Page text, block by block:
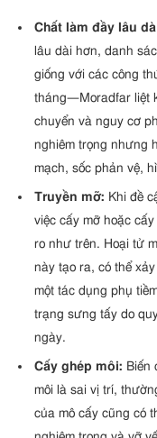
Chất làm đầy lâu
lâu dài hơn, danh
giống với các công
tháng—Moradfar liệt
chuyển và nguy cơ
nghiêm trọng nhưng
mạch, sốc phản vệ,
Truyền mỡ: Khi đề
việc cấy mỡ hoặc
ro như trên. Hoại tử
này tạo ra, có thể
một tác dụng phụ
trạng sưng tấy do
ngày.
Cấy ghép môi: Biến
môi là sai vị trí,
của mô cấy cũng có